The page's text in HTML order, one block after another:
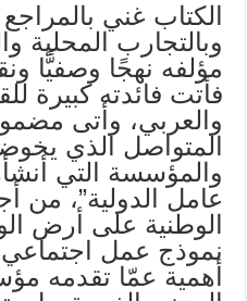
الكتاب غني بالمراجع
وبالتجارب المحلية
مؤلفه نهجًا وصفيًّا
فأتت فائدته كبيرة
والعربي، وأتى
المتواصل الذي
والمؤسسة التي
عامل الدولية”، من
الوطنية على أرض
نموذج عمل اجتماعي
أهمية عمّا تقدمه